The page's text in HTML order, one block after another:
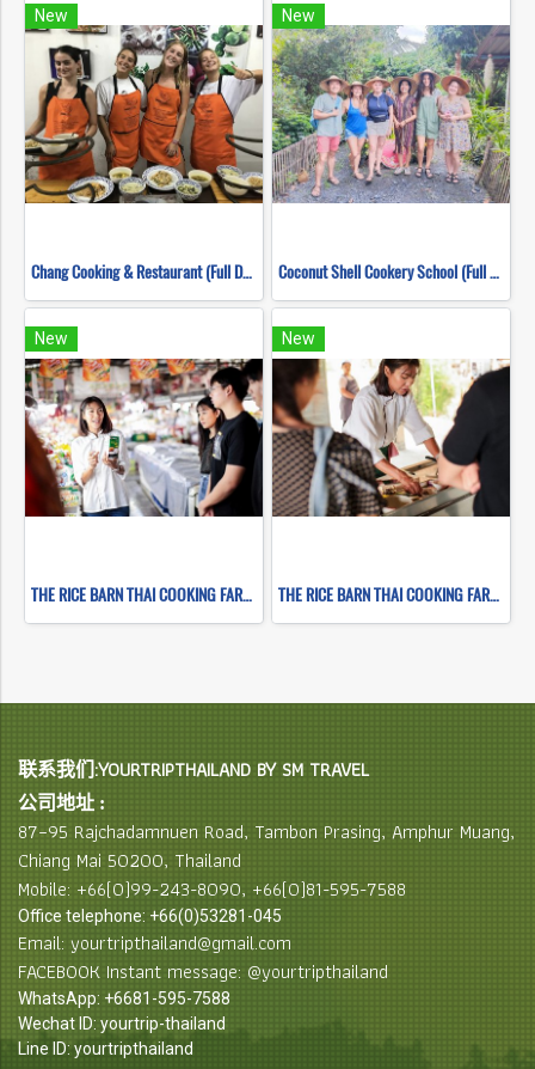
New
Chang Cooking & Restaurant (Full Day)
New
Coconut Shell Cookery School (Full Day)
New
THE RICE BARN THAI COOKING FARM ( FULL DAY CORSE 1 )
New
THE RICE BARN THAI COOKING FARM ( FULL DAY CORSE 2 )
联系我们:YOURTRIPTHAILAND BY SM TRAVEL
公司地址 :
87–95 Rajchadamnuen Road, Tambon Prasing, Amphur Muang,
Chiang Mai 50200, Thailand
Mobile: +66(0)99-243-8090, +66(0)81-595-7588
Office telephone: +66(0)53281-045
Email: yourtripthailand@gmail.com
FACEBOOK Instant message: @yourtripthailand
WhatsApp: +6681-595-7588
Wechat ID: yourtrip-thailand
Line ID: yourtripthailand